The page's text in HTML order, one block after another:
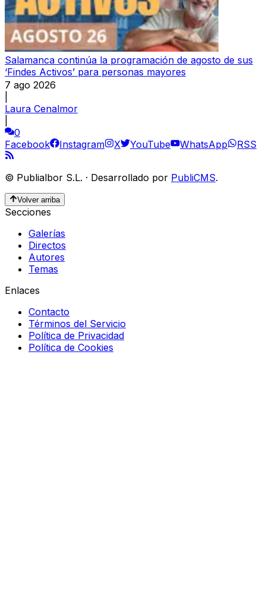
Salamanca continúa la programación de agosto de sus
‘Findes Activos’ para personas mayores
7 ago 2026
Laura Cenalmor
0
Facebook
Instagram X YouTube WhatsApp RSS
© Publialbor S.L. · Desarrollado por PubliCMS.
Volver arriba
Secciones
Galerías
Directos
Autores
Temas
Enlaces
Contacto
Términos del Servicio
Política de Privacidad
Política de Cookies